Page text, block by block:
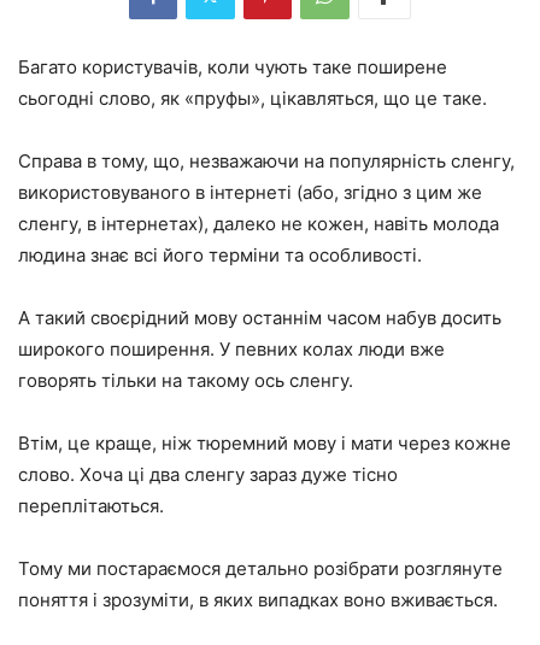
Багато користувачів, коли чують таке поширене
сьогодні слово, як «пруфы», цікавляться, що це таке.
Справа в тому, що, незважаючи на популярність сленгу,
використовуваного в інтернеті (або, згідно з цим же
сленгу, в інтернетах), далеко не кожен, навіть молода
людина знає всі його терміни та особливості.
А такий своєрідний мову останнім часом набув досить
широкого поширення. У певних колах люди вже
говорять тільки на такому ось сленгу.
Втім, це краще, ніж тюремний мову і мати через кожне
слово. Хоча ці два сленгу зараз дуже тісно
переплітаються.
Тому ми постараємося детально розібрати розглянуте
поняття і зрозуміти, в яких випадках воно вживається.